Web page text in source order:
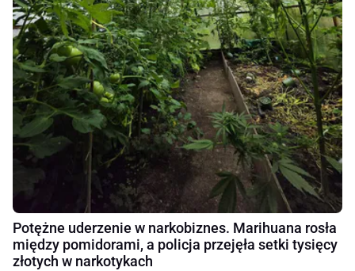
Potężne uderzenie w narkobiznes. Marihuana rosła
między pomidorami, a policja przejęła setki tysięcy
złotych w narkotykach